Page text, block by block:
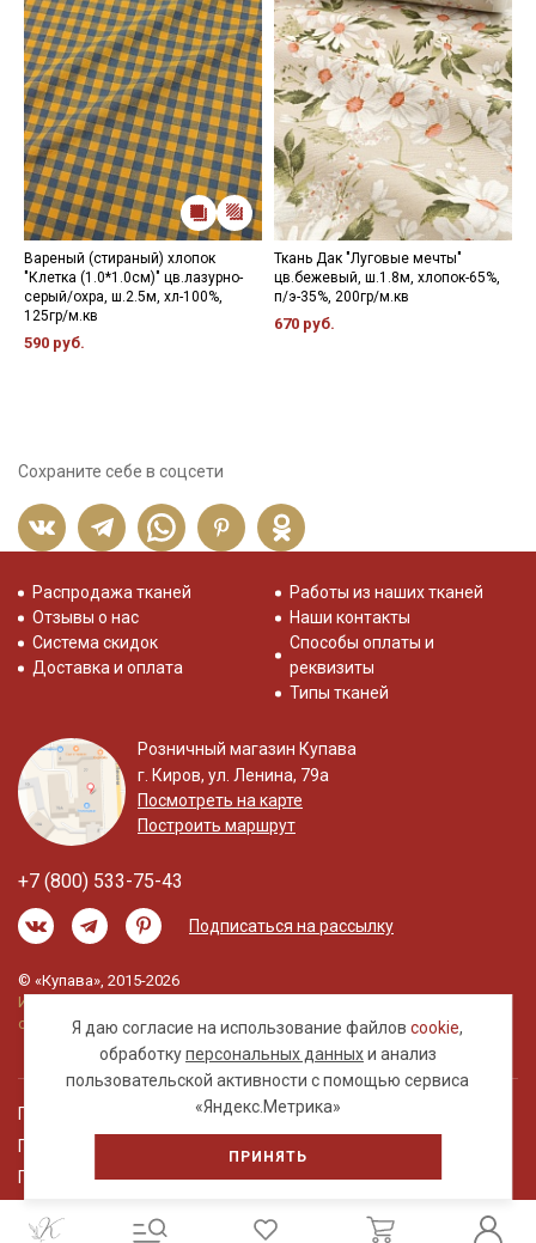
Вареный (стираный) хлопок
"Клетка (1.0*1.0см)" цв.лазурно-
серый/охра, ш.2.5м, хл-100%,
125гр/м.кв
590 руб.
Ткань Дак "Луговые мечты"
цв.бежевый, ш.1.8м, хлопок-65%,
п/э-35%, 200гр/м.кв
670 руб.
Сохраните себе в соцсети
Я даю согласие на использование файловcookie,
обработкуперсональных данныхи анализ
пользовательской активности с помощью сервиса
«Яндекс.Метрика»
ПРИНЯТЬ
Распродажа тканей
Отзывы о нас
Система скидок
Доставка и оплата
Работы из наших тканей
Наши контакты
Способы оплаты и
реквизиты
Типы тканей
Розничный магазин Купава
г. Киров, ул. Ленина, 79а
Посмотреть на карте
Построить маршрут
+7 (800) 533-75-43
Подписаться на рассылку
© «Купава», 2015-2026
Информация на сайте не является публичной
офертой.
Правовая информация
Политика обработки персональных данных
Пользовательское соглашение